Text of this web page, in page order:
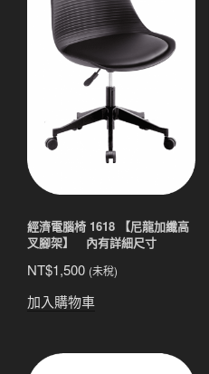
經濟電腦椅 1618 【尼龍加纖高
叉腳架】 內有詳細尺寸
NT$1,500 (未稅)
加入購物車